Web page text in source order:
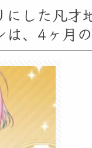
にした凡才
、4ヶ月